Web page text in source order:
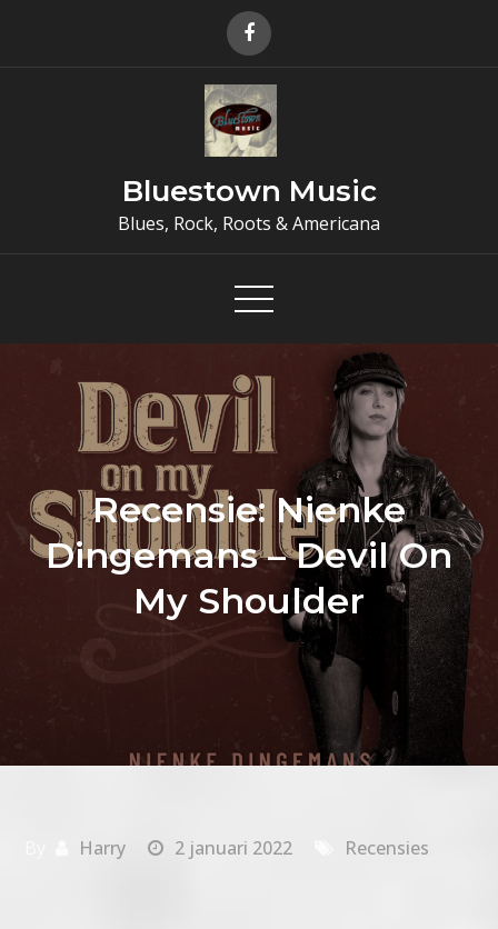
Bluestown Music
Blues, Rock, Roots & Americana
Recensie: Nienke
Dingemans – Devil On
My Shoulder
Harry 2 januari 2022 Recensies